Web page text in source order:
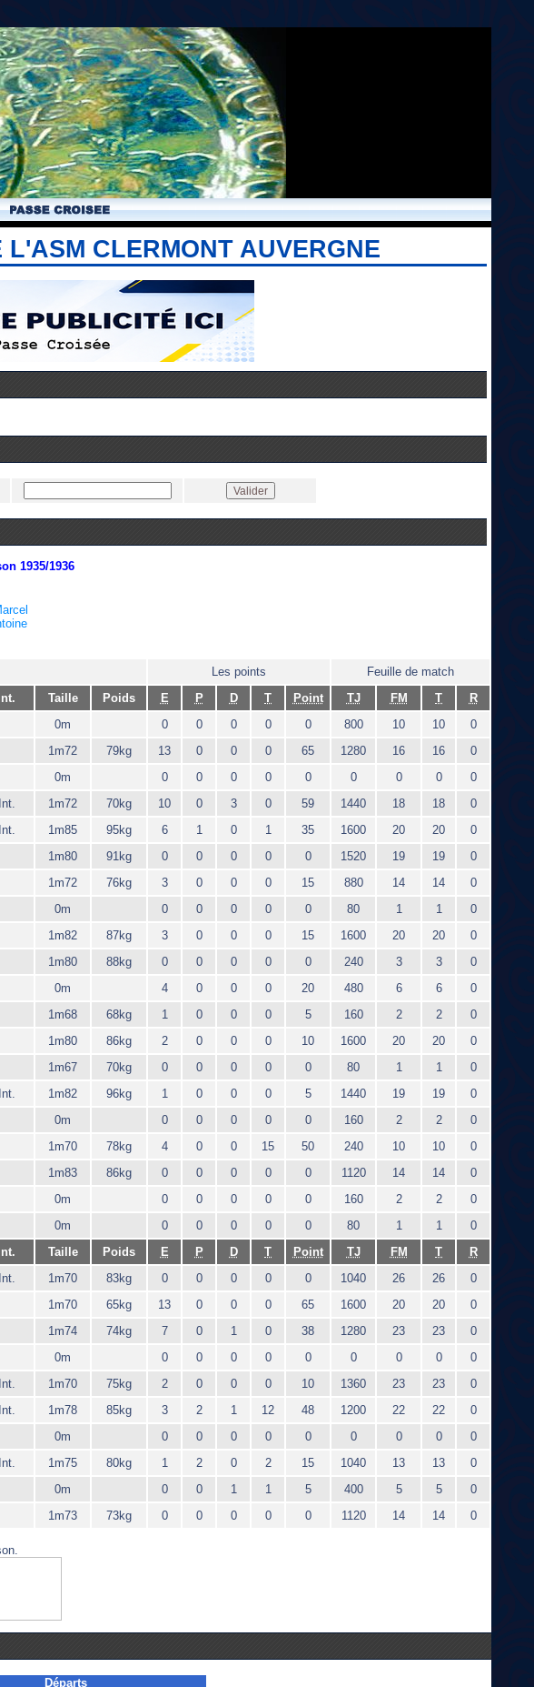
CLERMONT AUVERGNE
1935/1936
Les points
Feuille de match
Int. Taille Poids E P D T Point TJ FM T
R
0m 0 0 0 0 0 800 10 10
0
1m72 79kg 13 0 0 0 65 1280 16 16
0
0m 0 0 0 0 0 0 0 0
0
Int. 1m72 70kg 10 0 3 0 59 1440 18 18
0
Int. 1m85 95kg 6 1 0 1 35 1600 20 20
0
1m80 91kg 0 0 0 0 0 1520 19 19
0
1m72 76kg 3 0 0 0 15 880 14 14
0
0m 0 0 0 0 0 80 1 1
0
1m82 87kg 3 0 0 0 15 1600 20 20
0
1m80 88kg 0 0 0 0 0 240 3 3
0
0m 4 0 0 0 20 480 6 6
0
1m68 68kg 1 0 0 0 5 160 2 2
0
1m80 86kg 2 0 0 0 10 1600 20 20
0
1m67 70kg 0 0 0 0 0 80 1 1
0
Int. 1m82 96kg 1 0 0 0 5 1440 19 19
0
0m 0 0 0 0 0 160 2 2
0
1m70 78kg 4 0 0 15 50 240 10 10
0
1m83 86kg 0 0 0 0 0 1120 14 14
0
0m 0 0 0 0 0 160 2 2
0
0m 0 0 0 0 0 80 1 1
0
Int. Taille Poids E P D T Point TJ FM T
R
Int. 1m70 83kg 0 0 0 0 0 1040 26 26
0
1m70 65kg 13 0 0 0 65 1600 20 20
0
1m74 74kg 7 0 1 0 38 1280 23 23
0
0m 0 0 0 0 0 0 0 0
0
Int. 1m70 75kg 2 0 0 0 10 1360 23 23
0
Int. 1m78 85kg 3 2 1 12 48 1200 22 22
0
0m 0 0 0 0 0 0 0 0
0
Int. 1m75 80kg 1 2 0 2 15 1040 13 13
0
0m 0 0 1 1 5 400 5 5
0
1m73 73kg 0 0 0 0 0 1120 14 14 0
Départs